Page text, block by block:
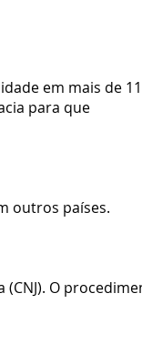
em mais de
para que
outros países.
O